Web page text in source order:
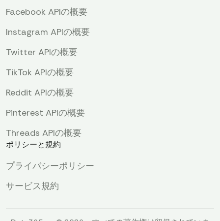
Facebook APIの概要
Instagram APIの概要
Twitter APIの概要
TikTok APIの概要
Reddit APIの概要
Pinterest APIの概要
Threads APIの概要
ポリシーと規約
プライバシーポリシー
サービス規約